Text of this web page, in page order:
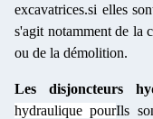
excavatrices.si elles
s'agit notamment de la
ou de la démolition.
Les disjoncteurs
hydraulique pourIls